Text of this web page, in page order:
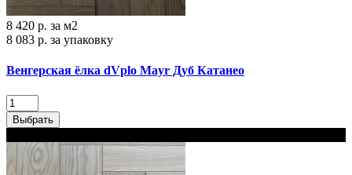
8 420 р. за м2
8 083 р. за упаковку
Венгерская ёлка dVplo Mayr Дуб Катанео
Выбрать